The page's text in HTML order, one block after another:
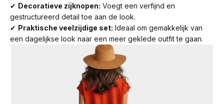
✔ Decoratieve zijknopen: Voegt een verfijnd en
gestructureerd detail toe aan de look.
✔ Praktische veelzijdige set: Ideaal om gemakkelijk van
een dagelijkse look naar een meer geklede outfit te gaan.